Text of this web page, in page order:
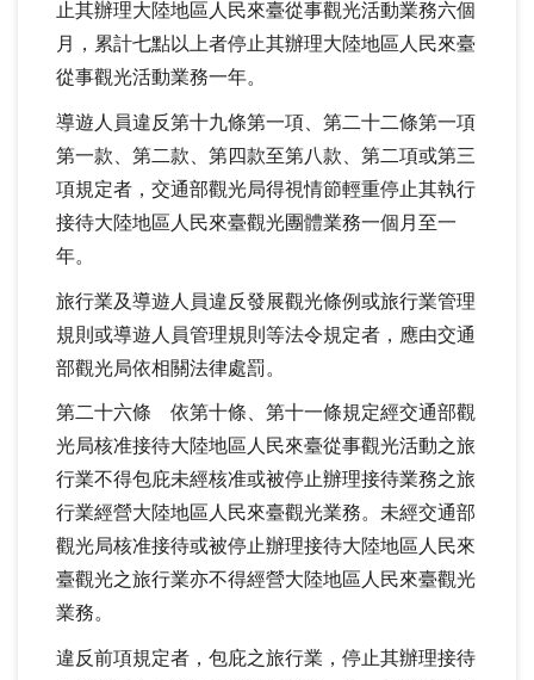
止其辦理大陸地區人民來臺從事觀光活動業務六個
月，累計七點以上者停止其辦理大陸地區人民來臺
從事觀光活動業務一年。
導遊人員違反第十九條第一項、第二十二條第一項
第一款、第二款、第四款至第八款、第二項或第三
項規定者，交通部觀光局得視情節輕重停止其執行
接待大陸地區人民來臺觀光團體業務一個月至一
年。
旅行業及導遊人員違反發展觀光條例或旅行業管理
規則或導遊人員管理規則等法令規定者，應由交通
部觀光局依相關法律處罰。
第二十六條 依第十條、第十一條規定經交通部觀
光局核准接待大陸地區人民來臺從事觀光活動之旅
行業不得包庇未經核准或被停止辦理接待業務之旅
行業經營大陸地區人民來臺觀光業務。未經交通部
觀光局核准接待或被停止辦理接待大陸地區人民來
臺觀光之旅行業亦不得經營大陸地區人民來臺觀光
業務。
違反前項規定者，包庇之旅行業，停止其辦理接待